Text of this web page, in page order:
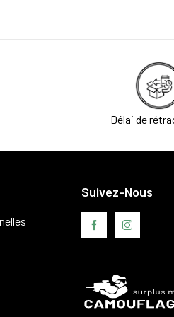
Délai de
Suivez-Nous